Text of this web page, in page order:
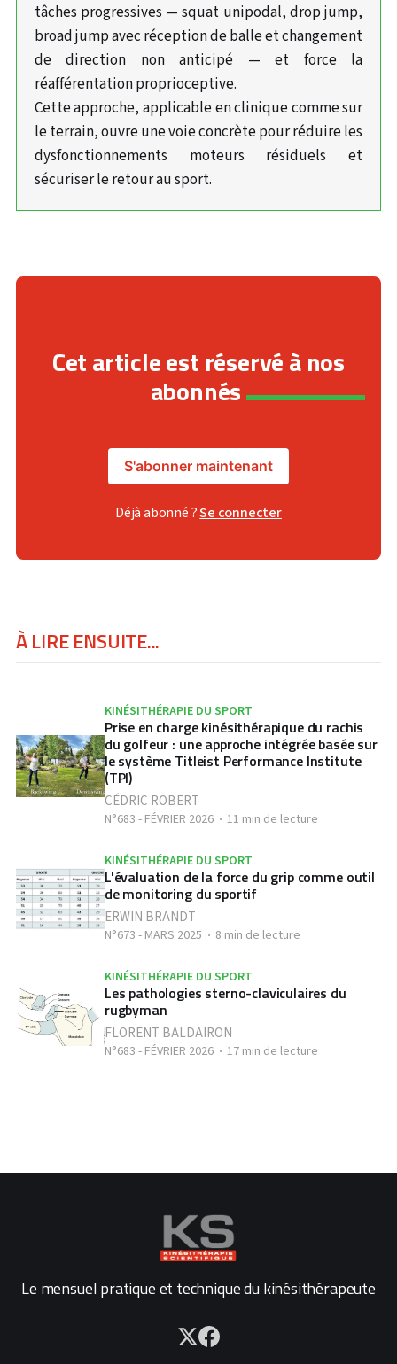
tâches progressives — squat unipodal, drop jump,
broad jump avec réception de balle et changement
de direction non anticipé — et force la
réafférentation proprioceptive.
Cette approche, applicable en clinique comme sur
le terrain, ouvre une voie concrète pour réduire les
dysfonctionnements moteurs résiduels et
sécuriser le retour au sport.
Cet article est réservé à nos
abonnés
S'abonner maintenant
Déjà abonné ?Se connecter
À LIRE ENSUITE...
KINÉSITHÉRAPIE DU SPORT
Prise en charge kinésithérapique du rachis
du golfeur : une approche intégrée basée sur
le système Titleist Performance Institute
(TPI)
CÉDRIC ROBERT
N°683 - FÉVRIER 2026 11 min de lecture
KINÉSITHÉRAPIE DU SPORT
L'évaluation de la force du grip comme outil
de monitoring du sportif
ERWIN BRANDT
N°673 - MARS 2025 8 min de lecture
KINÉSITHÉRAPIE DU SPORT
Les pathologies sterno-claviculaires du
rugbyman
FLORENT BALDAIRON
N°683 - FÉVRIER 2026 17 min de lecture
Le mensuel pratique et technique du kinésithérapeute